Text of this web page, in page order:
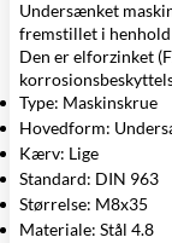
Undersænket
fremstillet i henhold
Den er elforzinket
Type: Maskinskrue
Hovedform:
Kærv: Lige
Standard: DIN 963
Størrelse: M8x35
Materiale: Stål 4.8